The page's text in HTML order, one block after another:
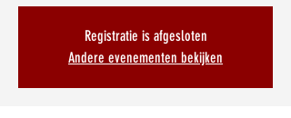
Registratie is afgesloten
Andere evenementen bekijken